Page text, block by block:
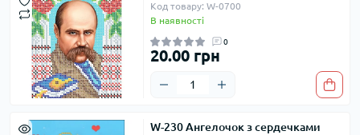
Код товару: W-0700
В наявності
0
20.00 грн
W-230 Ангелочок з сердечками